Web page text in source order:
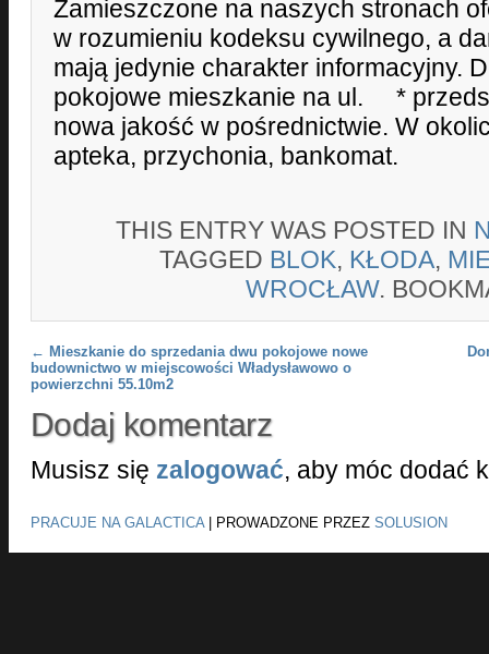
Zamieszczone na naszych stronach
w rozumieniu kodeksu cywilnego, a
mają jedynie charakter informacyjny.
pokojowe mieszkanie na ul. *
nowa jakość w pośrednictwie. W
apteka, przychonia, bankomat.
THIS ENTRY WAS POSTED IN
TAGGED BLOK, KŁODA,
WROCŁAW.
Post navigation
← Mieszkanie do sprzedania dwu pokojowe nowe
budownictwo w miejscowości Władysławowo o
powierzchni 55.10m2
Dodaj komentarz
Musisz się zalogować, aby móc dodać
PRACUJE NA GALACTICA| PROWADZONE PRZEZ SOLUSION